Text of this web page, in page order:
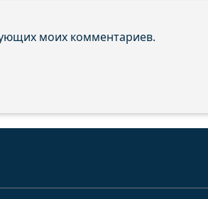
моих комментариев.